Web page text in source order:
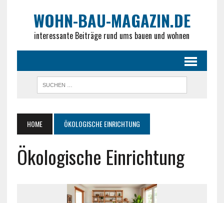
WOHN-BAU-MAGAZIN.DE
interessante Beiträge rund ums bauen und wohnen
HOME ÖKOLOGISCHE EINRICHTUNG
Ökologische Einrichtung